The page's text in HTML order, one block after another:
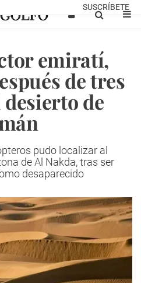
SUSCRÍBETE
emiratí,
de tres
de
pudo localizar al
de Al Nakda, tras ser
desaparecido